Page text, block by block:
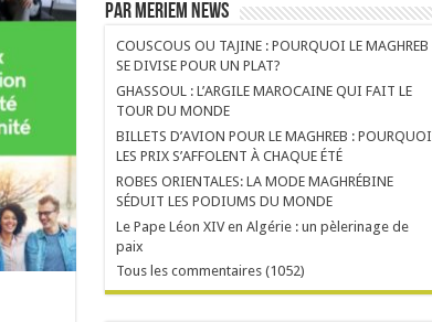
Par Meriem News
COUSCOUS OU TAJINE : POURQUOI LE MAGHREB
SE DIVISE POUR UN PLAT?
GHASSOUL : L’ARGILE MAROCAINE QUI FAIT LE
TOUR DU MONDE
BILLETS D’AVION POUR LE MAGHREB : POURQUOI
LES PRIX S’AFFOLENT À CHAQUE ÉTÉ
ROBES ORIENTALES: LA MODE MAGHRÉBINE
SÉDUIT LES PODIUMS DU MONDE
Le Pape Léon XIV en Algérie : un pèlerinage de
paix
Tous les commentaires (1052)